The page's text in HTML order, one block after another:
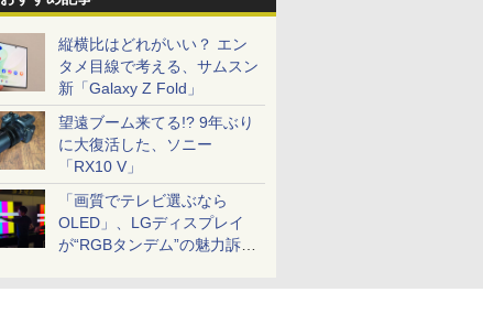
縦横比はどれがいい？ エン
タメ目線で考える、サムスン
新「Galaxy Z Fold」
望遠ブーム来てる!? 9年ぶり
に大復活した、ソニー
「RX10 V」
「画質でテレビ選ぶなら
OLED」、LGディスプレイ
が“RGBタンデム”の魅力訴